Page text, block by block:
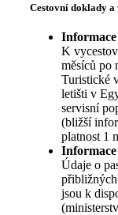
Cestovní doklady
K
měsíců po
Turistické
letišti v
servisní
(bližší
platnost 1
Údaje o
jsou k